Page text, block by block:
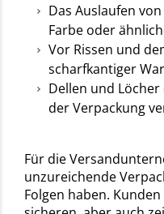
Das Auslaufen
Farbe oder
Vor Rissen und
scharfkantiger
Dellen und
der Verpackung
Für die
unzureichende
Folgen haben.